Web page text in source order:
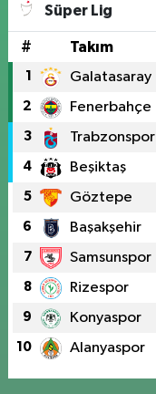
Süper Lig
# Takım
1 Galatasaray
2 Fenerbahçe
3 Trabzonspor
4 Beşiktaş
5 Göztepe
6 Başakşehir
7 Samsunspor
8 Rizespor
9 Konyaspor
10 Alanyaspor